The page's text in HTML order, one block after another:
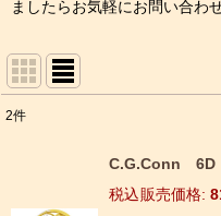
ましたらお気軽にお問い合わ
2件
C.G.Conn 6D
税込
: